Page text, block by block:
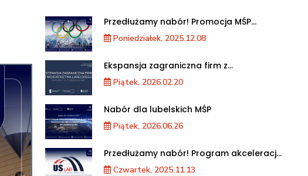
Przedłużamy nabór! Promocja MŚP
podczas XXV Zimowych Igrzysk
Olimpijskich we Włoszech
Poniedziałek, 2025.12.08
Ekspansja zagraniczna firm z
województwa lubelskiego. Warsztaty dla
MŚPPiątek, 2026.02.20
Nabór dla lubelskich MŚP
Piątek, 2026.06.26
Przedłużamy nabór! Program akceleracji
przedsiębiorstw
Czwartek, 2025.11.13